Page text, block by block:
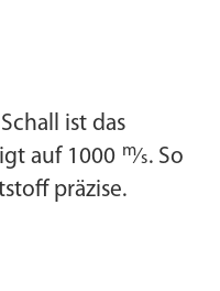
ist das
auf 1000 m∕s. So
präzise.